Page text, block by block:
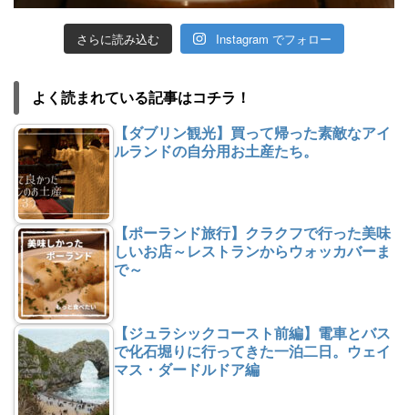
さらに読み込む Instagram でフォロー
よく読まれている記事はコチラ！
【ダブリン観光】買って帰った素敵なアイ
ルランドの自分用お土産たち。
【ポーランド旅行】クラクフで行った美味
しいお店～レストランからウォッカバーま
で～
【ジュラシックコースト前編】電車とバス
で化石堀りに行ってきた一泊二日。ウェイ
マス・ダードルドア編